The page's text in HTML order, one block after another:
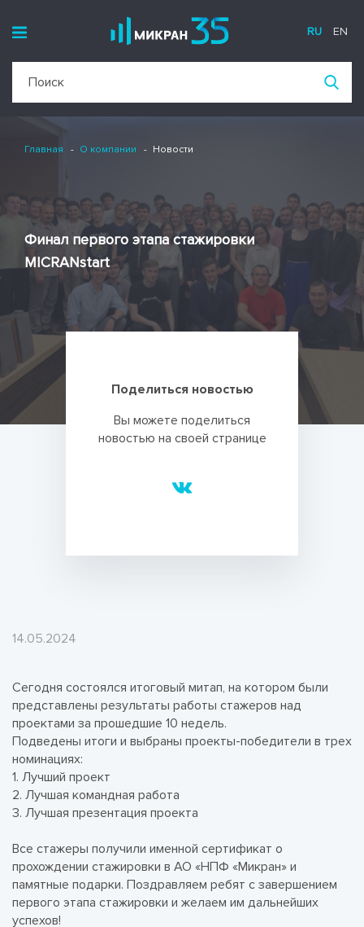
RU EN
Финал первого этапа стажировки
MICRANstart
Поделиться новостью
Вы можете поделиться
новостью на своей странице
Главная О компании Новости
14.05.2024
Сегодня состоялся итоговый митап, на котором были
представлены результаты работы стажеров над
проектами за прошедшие 10 недель.
Подведены итоги и выбраны проекты-победители в трех
номинациях:
1. Лучший проект
2. Лучшая командная работа
3. Лучшая презентация проекта
Все стажеры получили именной сертификат о
прохождении стажировки в АО «НПФ «Микран» и
памятные подарки. Поздравляем ребят с завершением
первого этапа стажировки и желаем им дальнейших
успехов!